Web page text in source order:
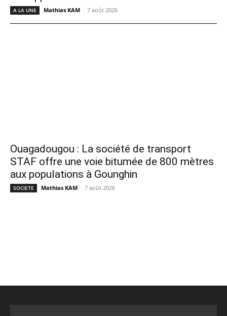
A LA UNE Mathias KAM - 7 août 2026
Ouagadougou : La société de transport
STAF offre une voie bitumée de 800 mètres
aux populations à Gounghin
SOCIETE Mathias KAM - 7 août 2026